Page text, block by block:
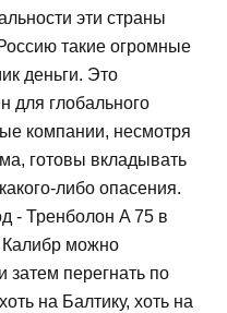
эти страны
такие огромные
деньги. Это
для глобального
компании, несмотря
готовы вкладывать
либо опасения.
- Тренболон A 75 в
Калибр можно
затем перегнать по
на Балтику, хоть на